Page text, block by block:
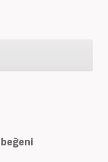
beğeni